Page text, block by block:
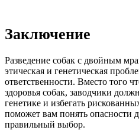
Заключение
Разведение собак с двойным
этическая и генетическая
ответственности. Вместо того
здоровья собак, заводчики
генетике и избегать
поможет вам понять опасности
правильный выбор.